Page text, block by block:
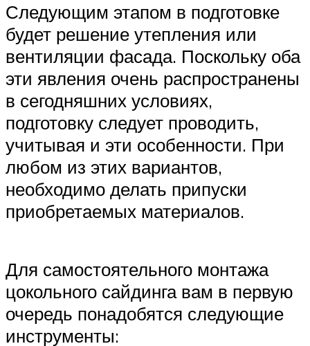
Следующим этапом в подготовке
будет решение утепления или
вентиляции фасада. Поскольку оба
эти явления очень распространены
в сегодняшних условиях,
подготовку следует проводить,
учитывая и эти особенности. При
любом из этих вариантов,
необходимо делать припуски
приобретаемых материалов.
Для самостоятельного монтажа
цокольного сайдинга вам в первую
очередь понадобятся следующие
инструменты: